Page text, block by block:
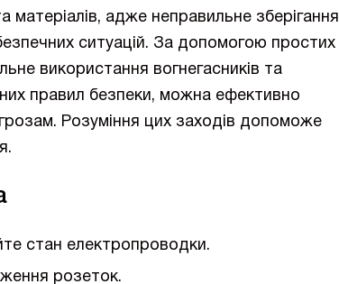
матеріалів, адже неправильне зберігання
ситуацій. За допомогою простих
використання вогнегасників та
правил безпеки, можна ефективно
Розуміння цих заходів допоможе
стан електропроводки.
розеток.